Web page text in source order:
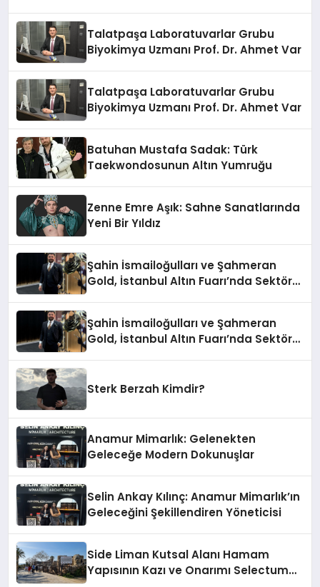
Talatpaşa Laboratuvarlar Grubu
Biyokimya Uzmanı Prof. Dr. Ahmet Var
Talatpaşa Laboratuvarlar Grubu
Biyokimya Uzmanı Prof. Dr. Ahmet Var
Batuhan Mustafa Sadak: Türk
Taekwondosunun Altın Yumruğu
Zenne Emre Aşık: Sahne Sanatlarında
Yeni Bir Yıldız
Şahin İsmailoğulları ve Şahmeran
Gold, İstanbul Altın Fuarı’nda Sektöre
Şahin İsmailoğulları ve Şahmeran
Gold, İstanbul Altın Fuarı’nda Sektöre
Sterk Berzah Kimdir?
Anamur Mimarlık: Gelenekten
Geleceğe Modern Dokunuşlar
Selin Ankay Kılınç: Anamur Mimarlık’ın
Geleceğini Şekillendiren Yöneticisi
Side Liman Kutsal Alanı Hamam
Yapısının Kazı ve Onarımı Selectum